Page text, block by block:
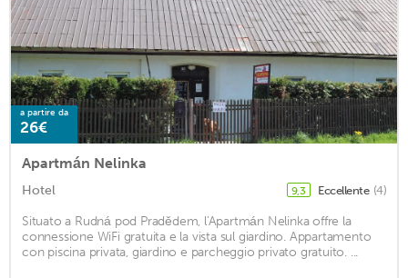
a partire da
26€
Apartmán Nelinka
Hotel 9,3 Eccellente (4)
Situato a Rudná pod Pradědem, l'Apartmán Nelinka offre la
connessione WiFi gratuita e la vista sul giardino. Appartamento
con piscina privata, giardino e parcheggio privato gratuito. ...